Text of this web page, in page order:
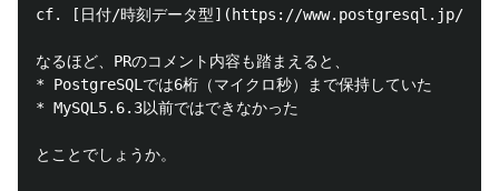
cf. [日付/時刻データ型](https://www.postgresql.jp/
なるほど、PRのコメント内容も踏まえると、
* PostgreSQLでは6桁（マイクロ秒）まで保持していた
* MySQL5.6.3以前ではできなかった
とことでしょうか。